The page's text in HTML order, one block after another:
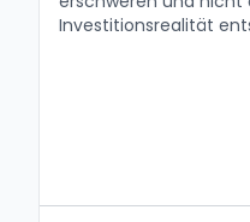
Investitionsrealität